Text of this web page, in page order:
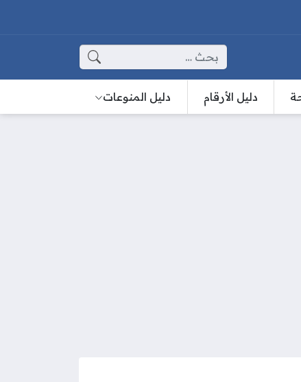
البحث عن:
دليل الأرقام دليل المنوعات